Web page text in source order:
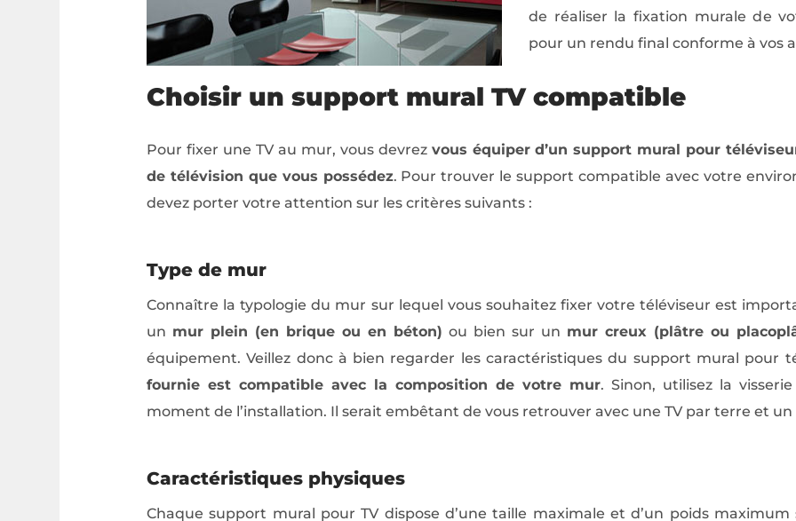
de réaliser la fixation murale de
pour un rendu final conforme à vos
Choisir un support mural TV compatible
Pour fixer une TV au mur, vous devrez vous équiper d’un support mural pour
de télévision que vous possédez. Pour trouver le support compatible avec votre
devez porter votre attention sur les critères suivants :
Type de mur
Connaître la typologie du mur sur lequel vous souhaitez fixer votre téléviseur est
un mur plein (en brique ou en béton) ou bien sur un mur creux (plâtre ou
équipement. Veillez donc à bien regarder les caractéristiques du support mural pour
fournie est compatible avec la composition de votre mur. Sinon, utilisez la
moment de l’installation. Il serait embêtant de vous retrouver avec une TV par terre et
Caractéristiques physiques
Chaque support mural pour TV dispose d’une taille maximale et d’un poids